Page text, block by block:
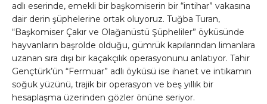
adlı eserinde, emekli bir başkomiserin bir “intihar” vakasına
dair derin şüphelerine ortak oluyoruz. Tuğba Turan,
“Başkomiser Çakır ve Olağanüstü Şüpheliler” öyküsünde
hayvanların başrolde olduğu, gümrük kapılarından limanlara
uzanan sıra dışı bir kaçakçılık operasyonunu anlatıyor. Tahir
Gençtürk’ün “Fermuar” adlı öyküsü ise ihanet ve intikamın
soğuk yüzünü, trajik bir operasyon ve beş yıllık bir
hesaplaşma üzerinden gözler önüne seriyor.